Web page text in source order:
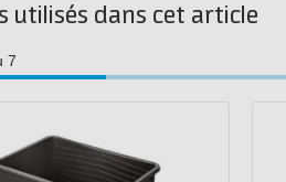
utilisés dans cet article
7